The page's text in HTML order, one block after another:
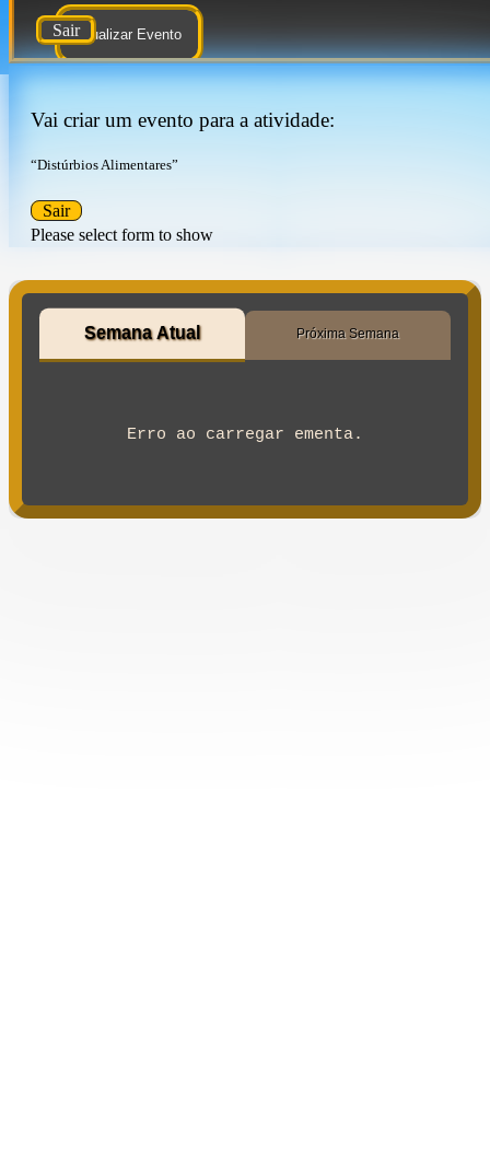
Atualizar Evento
Sair
Vai criar um evento para a atividade:
“Distúrbios Alimentares”
Please select form to show
Sair
Semana Atual Próxima Semana
Erro ao carregar ementa.